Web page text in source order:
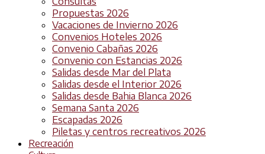
Propuestas 2026
Vacaciones de Invierno 2026
Convenios Hoteles 2026
Convenio Cabañas 2026
Convenio con Estancias 2026
Salidas desde Mar del Plata
Salidas desde el Interior 2026
Salidas desde Bahia Blanca 2026
Semana Santa 2026
Escapadas 2026
Piletas y centros recreativos 2026
Recreación